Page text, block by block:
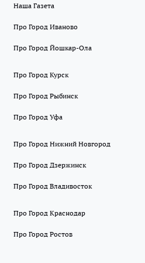
Наша Газета
Про Город Иваново
Про Город Йошкар-Ола
Про Город Курск
Про Город Рыбинск
Про Город Уфа
Про Город Нижний Новгород
Про Город Дзержинск
Про Город Владивосток
Про Город Краснодар
Про Город Ростов